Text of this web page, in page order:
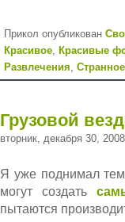
Прикол опубликован
Красивое, Красивые
Развлечения, Странное
Грузовой
вторник, декабря 30, 2008
Я уже поднимал
могут создать
пытаются